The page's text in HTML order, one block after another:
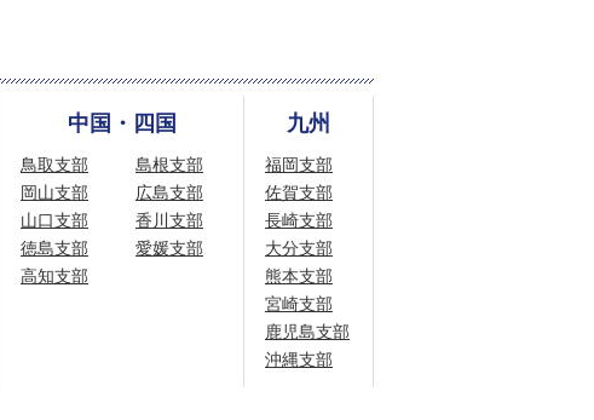
中国・四国
鳥取支部
島根支部
岡山支部
広島支部
山口支部
香川支部
徳島支部
愛媛支部
高知支部
九州
福岡支部
佐賀支部
長崎支部
大分支部
熊本支部
宮崎支部
鹿児島支部
沖縄支部